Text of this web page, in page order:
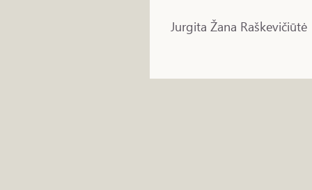
Jurgita Žana Raškevičiūtė